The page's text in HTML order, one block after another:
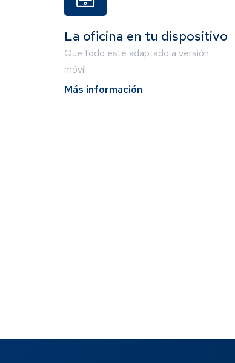
La oficina en tu dispositivo
Que todo esté adaptado a versión
móvil
Más información